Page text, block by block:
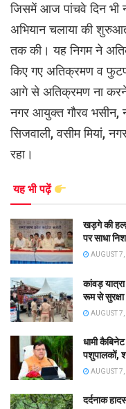
जिसमें आज पांचवे दिन भी
अभियान चलाया की शुरुआत
तक की। यह निगम ने
किए गए अतिक्रमण व
आगे से अतिक्रमण ना करने
नगर आयुक्त गौरव भसीन,
सिजवाली, वसीम मियां,
रहा।
यह भी पढ़ें
खड़गे की
पर साधा
AUGUST
कांवड़
रूम से
AUGUST
धामी
पशुपालकों,
AUGUST
दर्दनाक